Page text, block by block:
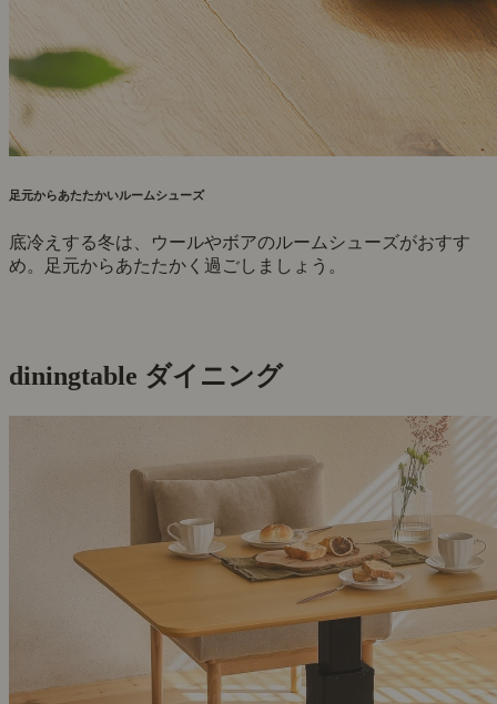
足元からあたたかいルームシューズ
底冷えする冬は、ウールやボアのルームシューズがおすす
め。足元からあたたかく過ごしましょう。
diningtable ダイニング